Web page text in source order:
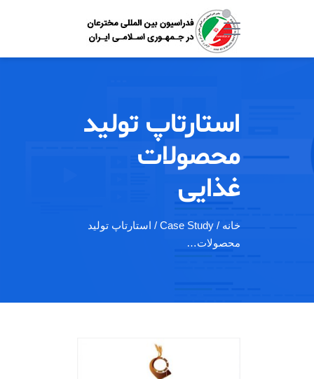
استارتاپ تولید
محصولات
غذایی
خانه
/ Case Study / استارتاپ تولید
محصولات…